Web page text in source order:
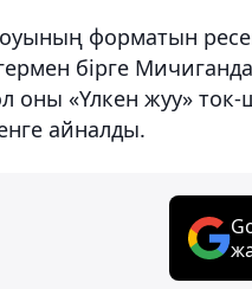
форматын
бірге
оны «Үлкен жуу»
айналды.